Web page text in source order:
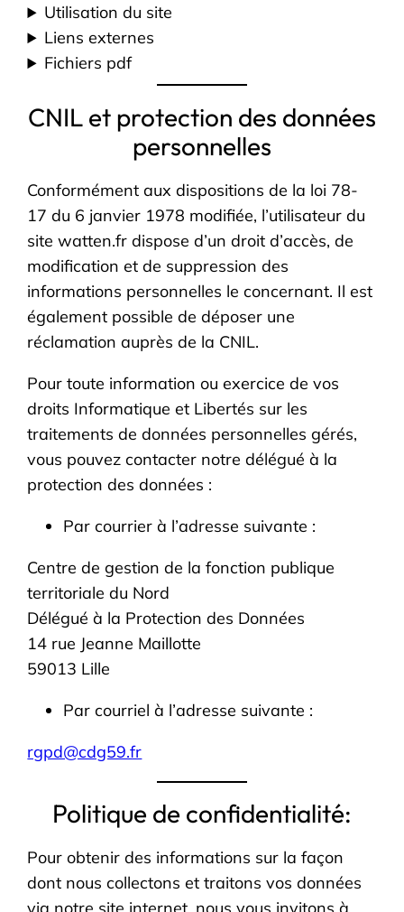
Utilisation du site
Liens externes
Fichiers pdf
CNIL et protection des données
personnelles
Conformément aux dispositions de la loi 78-
17 du 6 janvier 1978 modifiée, l’utilisateur du
site watten.fr dispose d’un droit d’accès, de
modification et de suppression des
informations personnelles le concernant. Il est
également possible de déposer une
réclamation auprès de la CNIL.
Pour toute information ou exercice de vos
droits Informatique et Libertés sur les
traitements de données personnelles gérés,
vous pouvez contacter notre délégué à la
protection des données :
Par courrier à l’adresse suivante :
Centre de gestion de la fonction publique
territoriale du Nord
Délégué à la Protection des Données
14 rue Jeanne Maillotte
59013 Lille
Par courriel à l’adresse suivante :
rgpd@cdg59.fr
Politique de confidentialité:
Pour obtenir des informations sur la façon
dont nous collectons et traitons vos données